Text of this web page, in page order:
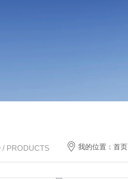
/ PRODUCTS 我的位置：首页